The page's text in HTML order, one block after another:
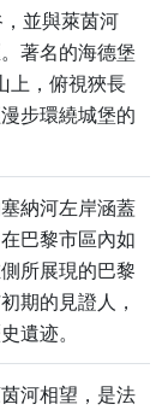
並與萊茵河
著名的海德堡
上，俯視狹長
步環繞城堡的
納河左岸涵蓋
巴黎市區內如
所展現的巴黎
期的見證人，
遺迹。
河相望，是法